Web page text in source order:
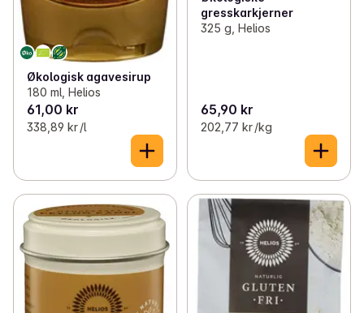
Økologisk agavesirup
180 ml, Helios
61,00 kr
338,89 kr /l
gresskarkjerner
325 g, Helios
65,90 kr
202,77 kr /kg